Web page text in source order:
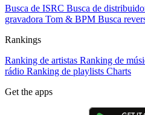
Busca de ISRC Busca de
gravadora Tom & BPM Busca
Rankings
Ranking de artistas Ranking de
rádio Ranking de playlists Charts
Get the apps